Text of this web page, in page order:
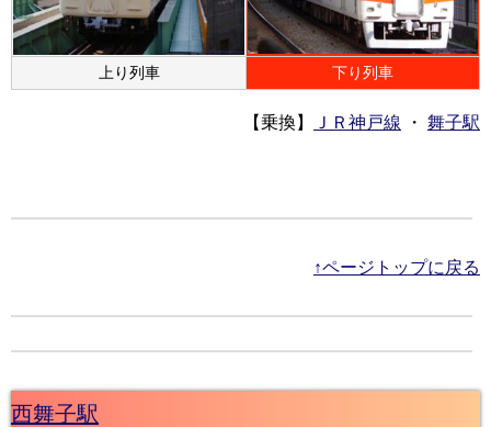
上り列車 下り列車
【乗換】 ＪＲ神戸線 ・ 舞子駅
↑ページトップに戻る
西舞子駅